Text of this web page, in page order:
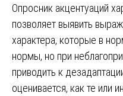
Опросник акцентуаций
позволяет выявить
характера, которые в
нормы, но при
приводить к
оценивается, как те или